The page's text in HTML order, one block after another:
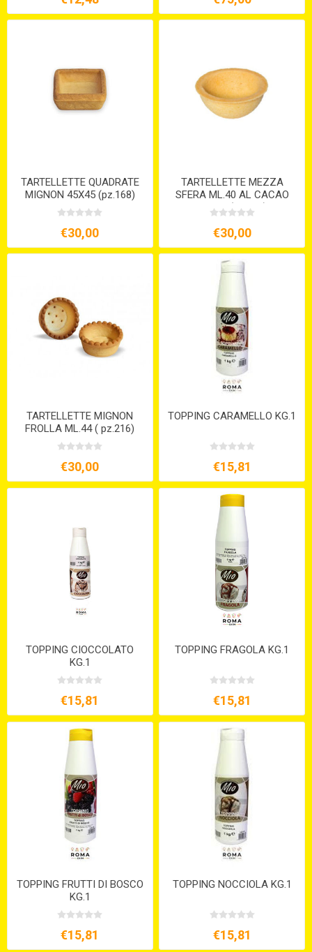
TARTELLETTE QUADRATE
MIGNON 45X45 (pz.168)
€30,00
TARTELLETTE MEZZA
SFERA ML.40 AL CACAO
BRISE' (pz.108)
€30,00
TARTELLETTE MIGNON
FROLLA ML.44 ( pz.216)
€30,00
TOPPING CARAMELLO KG.1
€15,81
TOPPING CIOCCOLATO
KG.1
€15,81
TOPPING FRAGOLA KG.1
€15,81
TOPPING FRUTTI DI BOSCO
KG.1
€15,81
TOPPING NOCCIOLA KG.1
€15,81